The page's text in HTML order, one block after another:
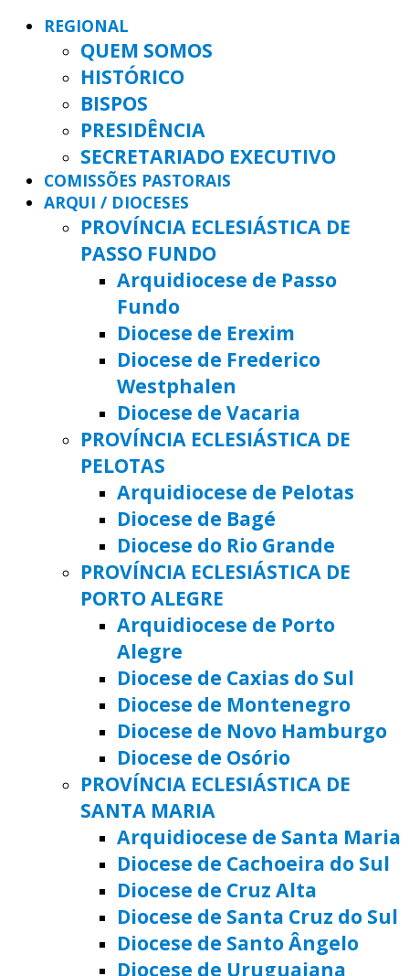
REGIONAL
QUEM SOMOS
HISTÓRICO
BISPOS
PRESIDÊNCIA
SECRETARIADO EXECUTIVO
COMISSÕES PASTORAIS
ARQUI / DIOCESES
PROVÍNCIA ECLESIÁSTICA DE
PASSO FUNDO
Arquidiocese de Passo
Fundo
Diocese de Erexim
Diocese de Frederico
Westphalen
Diocese de Vacaria
PROVÍNCIA ECLESIÁSTICA DE
PELOTAS
Arquidiocese de Pelotas
Diocese de Bagé
Diocese do Rio Grande
PROVÍNCIA ECLESIÁSTICA DE
PORTO ALEGRE
Arquidiocese de Porto
Alegre
Diocese de Caxias do Sul
Diocese de Montenegro
Diocese de Novo Hamburgo
Diocese de Osório
PROVÍNCIA ECLESIÁSTICA DE
SANTA MARIA
Arquidiocese de Santa Maria
Diocese de Cachoeira do Sul
Diocese de Cruz Alta
Diocese de Santa Cruz do Sul
Diocese de Santo Ângelo
Diocese de Uruguaiana